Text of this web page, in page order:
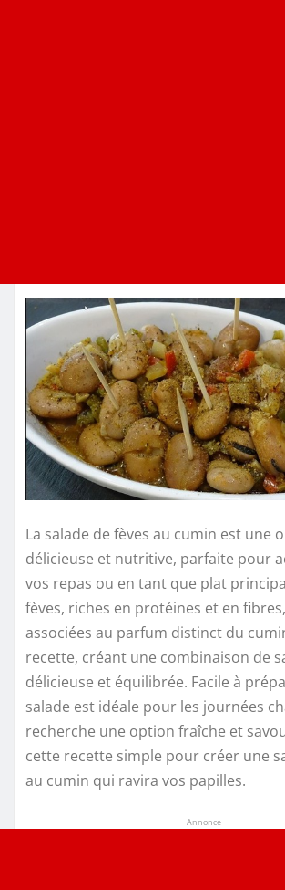
La salade de fèves au cumin est une
délicieuse et nutritive, parfaite pour
vos repas ou en tant que plat
fèves, riches en protéines et en
associées au parfum distinct du
recette, créant une combinaison de
délicieuse et équilibrée. Facile à
salade est idéale pour les journées
recherche une option fraîche et
cette recette simple pour créer une
au cumin qui ravira vos papilles.
Annonce